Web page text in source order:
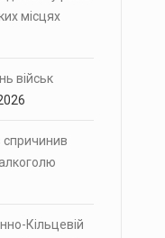
місцях
військ
спричинив
Кільцевій